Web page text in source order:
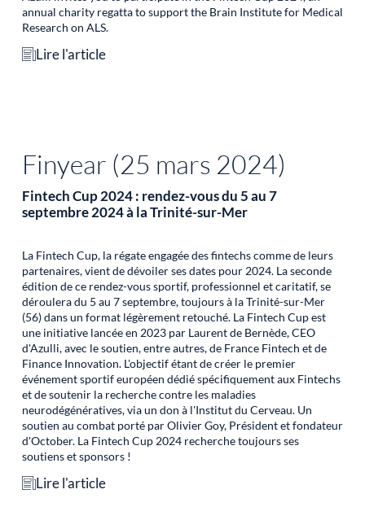
annual charity regatta to support the Brain Institute for Medical
Research on ALS.
Lire l'article
Finyear (25 mars 2024)
Fintech Cup 2024 : rendez-vous du 5 au 7
septembre 2024 à la Trinité-sur-Mer
La Fintech Cup, la régate engagée des fintechs comme de leurs
partenaires, vient de dévoiler ses dates pour 2024. La seconde
édition de ce rendez-vous sportif, professionnel et caritatif, se
déroulera du 5 au 7 septembre, toujours à la Trinité-sur-Mer
(56) dans un format légèrement retouché. La Fintech Cup est
une initiative lancée en 2023 par Laurent de Bernède, CEO
d'Azulli, avec le soutien, entre autres, de France Fintech et de
Finance Innovation. L'objectif étant de créer le premier
événement sportif européen dédié spécifiquement aux Fintechs
et de soutenir la recherche contre les maladies
neurodégénératives, via un don à l'Institut du Cerveau. Un
soutien au combat porté par Olivier Goy, Président et fondateur
d'October. La Fintech Cup 2024 recherche toujours ses
soutiens et sponsors !
Lire l'article